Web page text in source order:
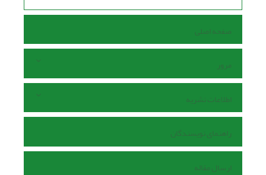
صفحه اصلی
مرور
اطلاعات نشریه
راهنمای نویسندگان
ارسال مقاله